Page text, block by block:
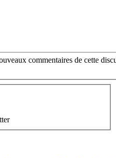
commentaires de cette